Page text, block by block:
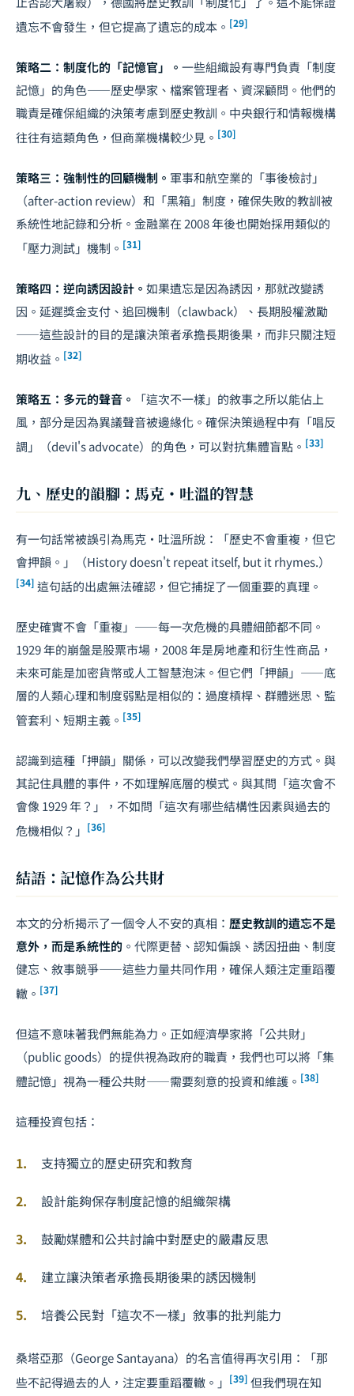
遺忘不會發生，但它提高了遺忘的成本。 [29]
策略二：制度化的「記憶官」。 一些組織設有專門負責「制度
記憶」的角色——歷史學家、檔案管理者、資深顧問。他們的
職責是確保組織的決策考慮到歷史教訓。中央銀行和情報機構
往往有這類角色，但商業機構較少見。 [30]
策略三：強制性的回顧機制。 軍事和航空業的「事後檢討」
（after-action review）和「黑箱」制度，確保失敗的教訓被
系統性地記錄和分析。金融業在 2008 年後也開始採用類似的
「壓力測試」機制。 [31]
策略四：逆向誘因設計。 如果遺忘是因為誘因，那就改變誘
因。延遲獎金支付、追回機制（clawback）、長期股權激勵
——這些設計的目的是讓決策者承擔長期後果，而非只關注短
期收益。 [32]
策略五：多元的聲音。
「這次不一樣」的敘事之所以能佔上
風，部分是因為異議聲音被邊緣化。確保決策過程中有「唱反
調」（devil's advocate）的角色，可以對抗集體盲點。 [33]
九、歷史的韻腳：馬克・吐溫的智慧
有一句話常被誤引為馬克・吐溫所說：「歷史不會重複，但它
會押韻。」（History doesn't repeat itself, but it rhymes.）
[34] 這句話的出處無法確認，但它捕捉了一個重要的真理。
歷史確實不會「重複」——每一次危機的具體細節都不同。
1929 年的崩盤是股票市場，2008 年是房地產和衍生性商品，
未來可能是加密貨幣或人工智慧泡沫。但它們「押韻」——底
層的人類心理和制度弱點是相似的：過度槓桿、群體迷思、監
管套利、短期主義。 [35]
認識到這種「押韻」關係，可以改變我們學習歷史的方式。與
其記住具體的事件，不如理解底層的模式。與其問「這次會不
會像 1929 年？」，不如問「這次有哪些結構性因素與過去的
危機相似？」 [36]
結語：記憶作為公共財
本文的分析揭示了一個令人不安的真相： 歷史教訓的遺忘不是
意外，而是系統性的 。代際更替、認知偏誤、誘因扭曲、制度
健忘、敘事競爭——這些力量共同作用，確保人類注定重蹈覆
轍。 [37]
但這不意味著我們無能為力。正如經濟學家將「公共財」
（public goods）的提供視為政府的職責，我們也可以將「集
體記憶」視為一種公共財——需要刻意的投資和維護。 [38]
這種投資包括：
支持獨立的歷史研究和教育
設計能夠保存制度記憶的組織架構
鼓勵媒體和公共討論中對歷史的嚴肅反思
建立讓決策者承擔長期後果的誘因機制
培養公民對「這次不一樣」敘事的批判能力
桑塔亞那（George Santayana）的名言值得再次引用：「那
些不記得過去的人，注定要重蹈覆轍。」 [39] 但我們現在知